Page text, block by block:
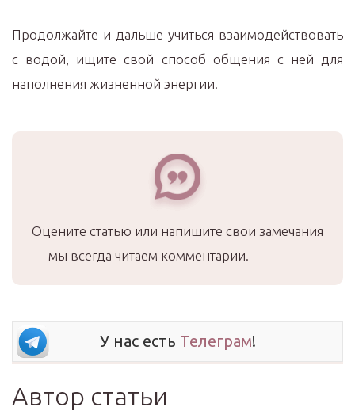
Продолжайте и дальше учиться взаимодействовать
с водой, ищите свой способ общения с ней для
наполнения жизненной энергии.
Оцените статью или напишите свои замечания
— мы всегда читаем комментарии.
У нас есть Телеграм!
Автор статьи